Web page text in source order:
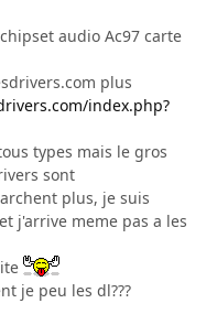
audio Ac97 carte
plus
index.php?
types mais le gros
sont
plus, je suis
j'arrive meme pas a les
je peu les dl???